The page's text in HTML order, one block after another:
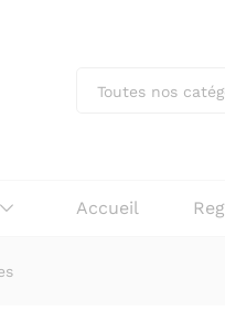
Toutes nos
Accueil